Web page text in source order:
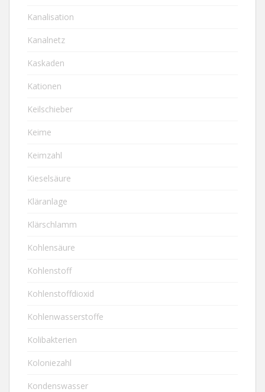
Kanalisation
Kanalnetz
Kaskaden
Kationen
Keilschieber
Keime
Keimzahl
Kieselsäure
Kläranlage
Klärschlamm
Kohlensäure
Kohlenstoff
Kohlenstoffdioxid
Kohlenwasserstoffe
Kolibakterien
Koloniezahl
Kondenswasser